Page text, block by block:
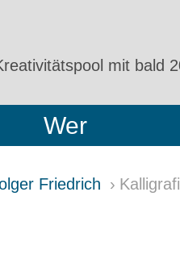
mit bald
Wer
Friedrich